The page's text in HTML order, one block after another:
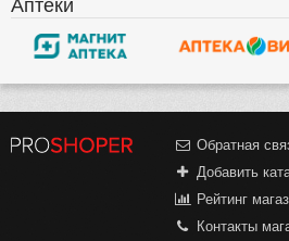
Обратная
Добавить
Рейтинг
Контакты